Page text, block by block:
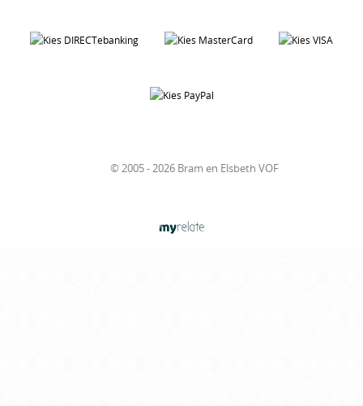
© 2005 - 2026 Bram en Elsbeth VOF